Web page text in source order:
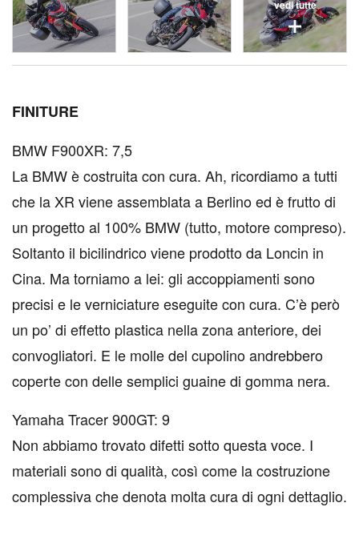
vedi tutte
FINITURE
BMW F900XR: 7,5
La BMW è costruita con cura. Ah, ricordiamo a tutti
che la XR viene assemblata a Berlino ed è frutto di
un progetto al 100% BMW (tutto, motore compreso).
Soltanto il bicilindrico viene prodotto da Loncin in
Cina. Ma torniamo a lei: gli accoppiamenti sono
precisi e le verniciature eseguite con cura. C’è però
un po’ di effetto plastica nella zona anteriore, dei
convogliatori. E le molle del cupolino andrebbero
coperte con delle semplici guaine di gomma nera.
Yamaha Tracer 900GT: 9
Non abbiamo trovato difetti sotto questa voce. I
materiali sono di qualità, così come la costruzione
complessiva che denota molta cura di ogni dettaglio.